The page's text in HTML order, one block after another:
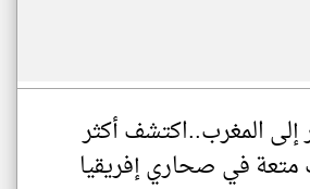
المغرب..اكتشف أكثر
متعة في صحاري إفريقيا